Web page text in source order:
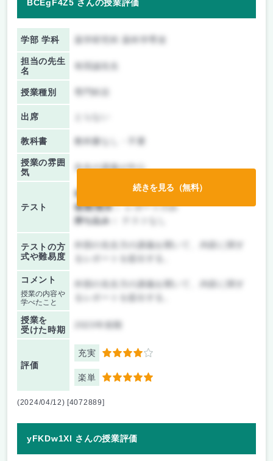
BCEgF4Z5 さんの授業評価
学部 学科
担当の先生
名
有田誠先生
授業種別
出席
教科書 教科書なし・不要
授業の雰囲
気
先生の講義が中心
テスト
前期/中間：
レポートのみ
後期/期末：レポートのみ
持ち込み：
テストの方
式や難易度
外部の先生方の講義を聞いて、内容に関す
コメント
授業の内容や
学べたこと
外部の先生方の講義を聞いて、内容に関す
授業を
受けた時期
評価
充実 4
楽単 5
続きを見る（無料）
(2024/04/12) [4072889]
yFKDw1Xl さんの授業評価